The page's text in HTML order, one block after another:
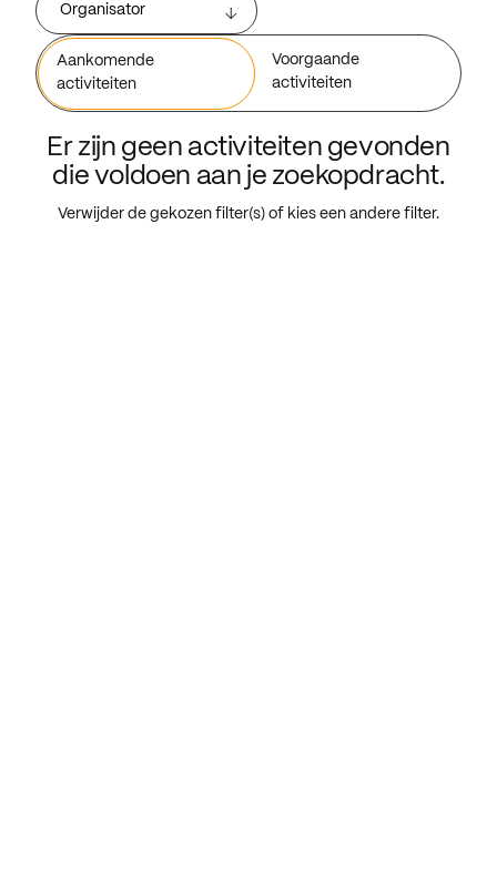
Organisator
Aankomende
activiteiten
Voorgaande
activiteiten
Er zijn geen activiteiten gevonden
die voldoen aan je zoekopdracht.
Verwijder de gekozen filter(s) of kies een andere filter.